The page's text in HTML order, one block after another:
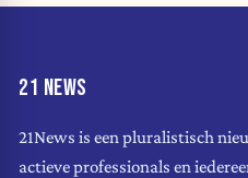
21 NEWS
21News is een pluralistisch
actieve professionals en